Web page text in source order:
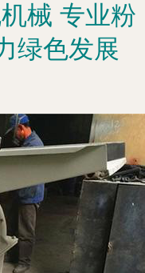
械 专业粉
绿色发展